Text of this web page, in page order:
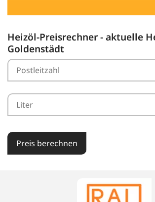
Heizöl-Preisrechner - aktuelle
Goldenstädt
Preis berechnen